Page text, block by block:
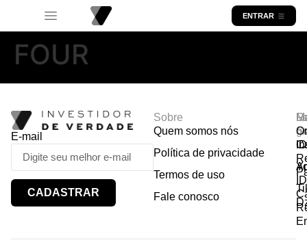
ENTRAR
FOUR
E-mail
CADASTRAR
Sobre
Quem somos nós
Política de privacidade
Termos de uso
Fale conosco